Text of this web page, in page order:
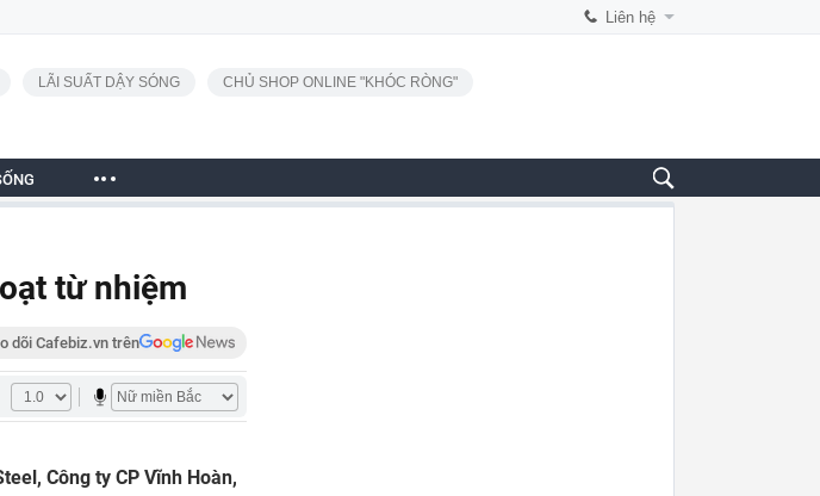
Liên hệ
LÃI SUẤT DẬY SÓNG CHỦ SHOP ONLINE "KHÓC RÒNG"
từ nhiệm
dõi Cafebiz.vn trên
Công ty CP Vĩnh Hoàn,